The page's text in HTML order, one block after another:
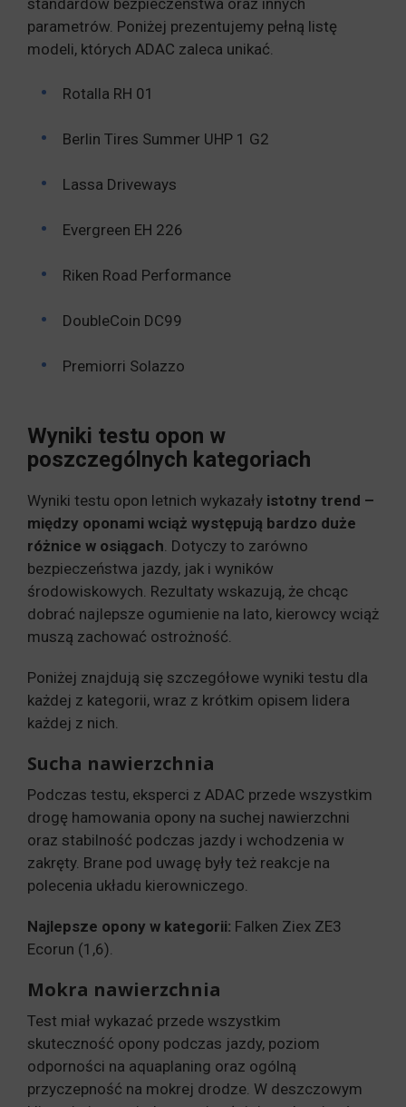
standardów bezpieczeństwa oraz innych
parametrów. Poniżej prezentujemy pełną listę
modeli, których ADAC zaleca unikać.
Rotalla RH 01
Berlin Tires Summer UHP 1 G2
Lassa Driveways
Evergreen EH 226
Riken Road Performance
DoubleCoin DC99
Premiorri Solazzo
Wyniki testu opon w
poszczególnych kategoriach
Wyniki testu opon letnich wykazały istotny trend –
między oponami wciąż występują bardzo duże
różnice w osiągach. Dotyczy to zarówno
bezpieczeństwa jazdy, jak i wyników
środowiskowych. Rezultaty wskazują, że chcąc
dobrać najlepsze ogumienie na lato, kierowcy wciąż
muszą zachować ostrożność.
Poniżej znajdują się szczegółowe wyniki testu dla
każdej z kategorii, wraz z krótkim opisem lidera
każdej z nich.
Sucha nawierzchnia
Podczas testu, eksperci z ADAC przede wszystkim
drogę hamowania opony na suchej nawierzchni
oraz stabilność podczas jazdy i wchodzenia w
zakręty. Brane pod uwagę były też reakcje na
polecenia układu kierowniczego.
Najlepsze opony w kategorii: Falken Ziex ZE3
Ecorun (1,6).
Mokra nawierzchnia
Test miał wykazać przede wszystkim
skuteczność opony podczas jazdy, poziom
odporności na aquaplaning oraz ogólną
przyczepność na mokrej drodze. W deszczowym